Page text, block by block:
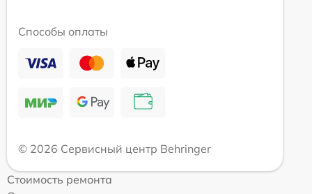
Способы оплаты
© 2026 Сервисный центр Behringer
Стоимость ремонта